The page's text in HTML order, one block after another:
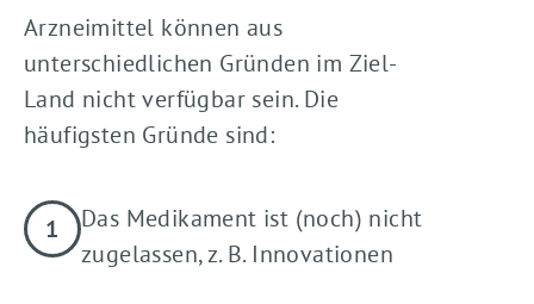
Arzneimittel können aus
unterschiedlichen Gründen im Ziel-
Land nicht verfügbar sein. Die
häufigsten Gründe sind:
Das Medikament ist (noch) nicht
zugelassen, z. B. Innovationen